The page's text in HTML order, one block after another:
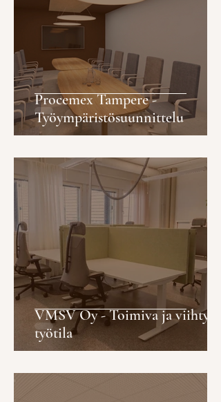
Procemex Tampere -
Työympäristösuunnittelu
VMSV Oy - Toimiva ja viihtyisä
työtila